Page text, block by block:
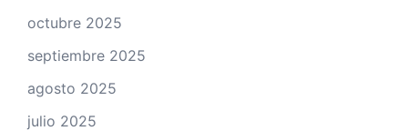
octubre 2025
septiembre 2025
agosto 2025
julio 2025